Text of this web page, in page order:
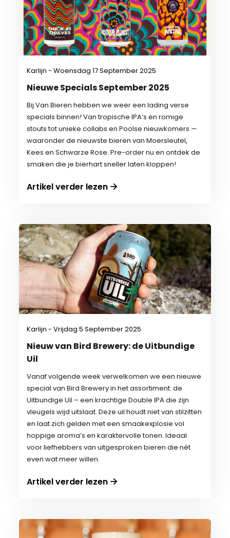
Karlijn - Woensdag 17 September 2025
Nieuwe Specials September 2025
Bij Van Bieren hebben we weer een lading verse
specials binnen! Van tropische IPA’s en romige
stouts tot unieke collabs en Poolse nieuwkomers —
waaronder de nieuwste bieren van Moersleutel,
Kees en Schwarze Rose. Pre-order nu en ontdek de
smaken die je bierhart sneller laten kloppen!
Artikel verder lezen
Karlijn - Vrijdag 5 September 2025
Nieuw van Bird Brewery: de Uitbundige
Uil
Vanaf volgende week verwelkomen we een nieuwe
special van Bird Brewery in het assortiment: de
Uitbundige Uil – een krachtige Double IPA die zijn
vleugels wijd uitslaat. Deze uil houdt niet van stilzitten
en laat zich gelden met een smaakexplosie vol
hoppige aroma’s en karaktervolle tonen. Ideaal
voor liefhebbers van uitgesproken bieren die nét
even wat meer willen.
Artikel verder lezen